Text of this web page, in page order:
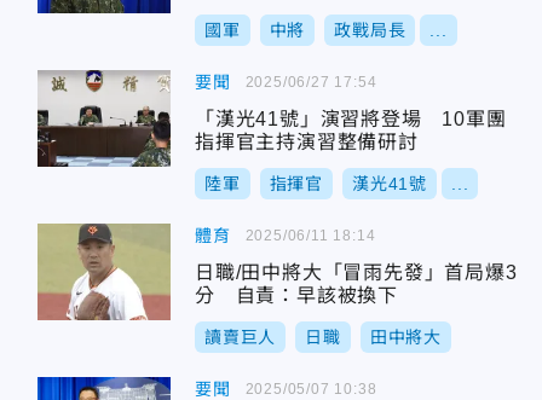
國軍 中將 政戰局長
要聞
「漢光41號」演習將登場 10軍團
指揮官主持演習整備研討
陸軍 指揮官 漢光41號
2025/06/27 17:54
體育
日職/田中將大「冒雨先發」首局爆3
分 自責：早該被換下
讀賣巨人 日職 田中將大
2025/06/11 18:14
要聞 2025/05/07 10:38